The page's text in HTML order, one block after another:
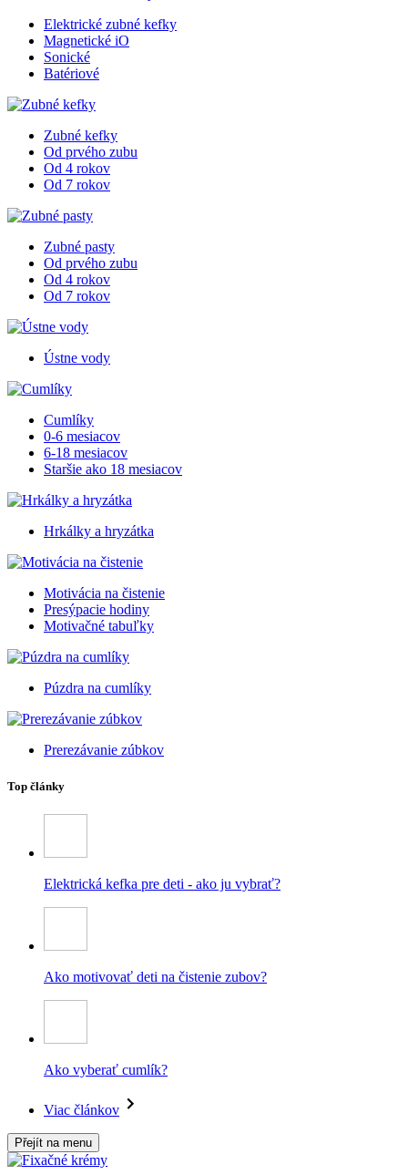
Elektrické zubné kefky
Magnetické iO
Sonické
Batériové
Zubné kefky
Od prvého zubu
Od 4 rokov
Od 7 rokov
Zubné pasty
Od prvého zubu
Od 4 rokov
Od 7 rokov
Ústne vody
Cumlíky
0-6 mesiacov
6-18 mesiacov
Staršie ako 18 mesiacov
Hrkálky a hryzátka
Motivácia na čistenie
Presýpacie hodiny
Motivačné tabuľky
Púzdra na cumlíky
Prerezávanie zúbkov
Top články
Elektrická kefka pre deti - ako ju vybrať?
Ako motivovať deti na čistenie zubov?
Ako vyberať cumlík?
Viac článkov
Přejít na menu